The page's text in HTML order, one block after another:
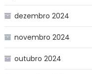
dezembro 2024
novembro 2024
outubro 2024